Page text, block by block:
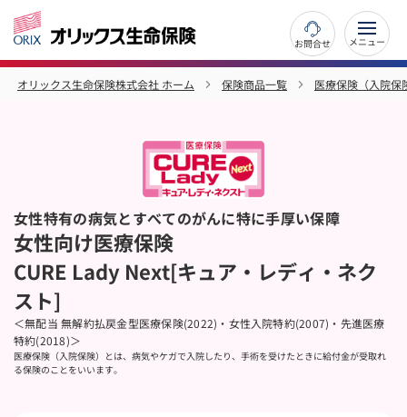
お問合せ
オリックス生命保険株式会社 ホーム 保険商品一覧 医療保険（入院保
女性特有の病気とすべてのがんに特に手厚い保障
女性向け医療保険
CURE Lady Next[キュア・レディ・ネク
スト]
＜無配当 無解約払戻金型医療保険(2022)・女性入院特約(2007)・先進医療
特約(2018)＞
医療保険（入院保険）とは、病気やケガで入院したり、手術を受けたときに給付金が受取れ
る保険のことをいいます。